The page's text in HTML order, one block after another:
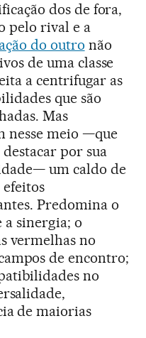
dos de fora,
pelo rival e a
do outro não
de uma classe
a centrifugar as
que são
Mas
nesse meio —que
por sua
um caldo de
Predomina o
a sinergia; o
vermelhas no
de encontro;
no
de maiorias